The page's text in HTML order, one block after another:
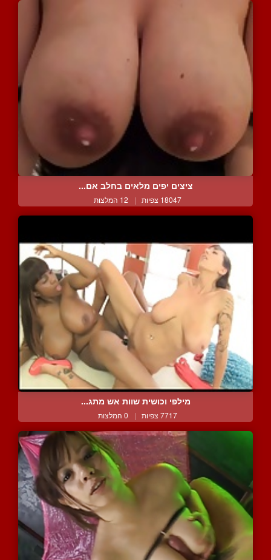
ציצים יפים מלאים בחלב אם...
18047 צפיות | 12 המלצות
מילפי וכושית שוות אש מתג...
7717 צפיות | 0 המלצות